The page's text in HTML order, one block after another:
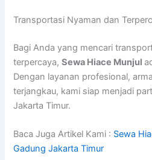
Transportasi Nyaman dan
Bagi Anda yang mencari
terpercaya,Sewa Hiace Munjul
Dengan layanan profesional,
terjangkau, kami siap menjadi
Jakarta Timur.
Baca Juga Artikel Kami : Sewa
Gadung Jakarta Timur